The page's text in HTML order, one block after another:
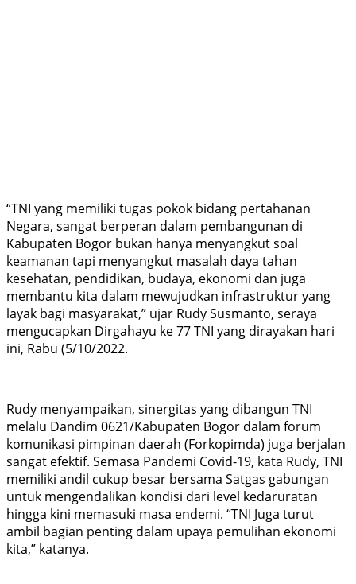
“TNI yang memiliki tugas pokok bidang pertahanan
Negara, sangat berperan dalam pembangunan di
Kabupaten Bogor bukan hanya menyangkut soal
keamanan tapi menyangkut masalah daya tahan
kesehatan, pendidikan, budaya, ekonomi dan juga
membantu kita dalam mewujudkan infrastruktur yang
layak bagi masyarakat,” ujar Rudy Susmanto, seraya
mengucapkan Dirgahayu ke 77 TNI yang dirayakan hari
ini, Rabu (5/10/2022.
Rudy menyampaikan, sinergitas yang dibangun TNI
melalu Dandim 0621/Kabupaten Bogor dalam forum
komunikasi pimpinan daerah (Forkopimda) juga berjalan
sangat efektif. Semasa Pandemi Covid-19, kata Rudy, TNI
memiliki andil cukup besar bersama Satgas gabungan
untuk mengendalikan kondisi dari level kedaruratan
hingga kini memasuki masa endemi. “TNI Juga turut
ambil bagian penting dalam upaya pemulihan ekonomi
kita,” katanya.